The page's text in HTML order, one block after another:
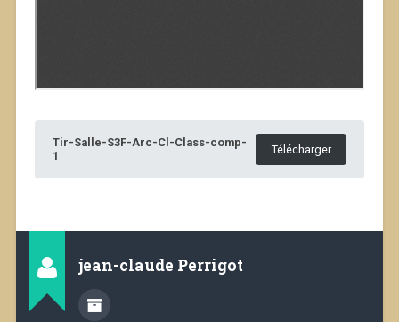
Tir-Salle-S3F-Arc-Cl-Class-comp-
1
Télécharger
jean-claude Perrigot